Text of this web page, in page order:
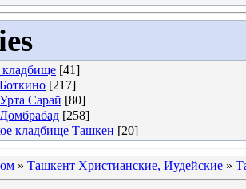
кладбище [41]
[217]
Сарай [80]
[258]
кладбище Ташкен [20]
» Ташкент Христианские, Иудейские »